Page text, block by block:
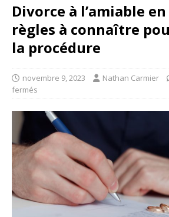
Divorce à l’amiable
règles à connaître
la procédure
novembre 9, 2023 Nathan Carmier
fermés